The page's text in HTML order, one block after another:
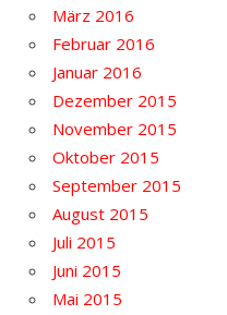
März 2016
Februar 2016
Januar 2016
Dezember 2015
November 2015
Oktober 2015
September 2015
August 2015
Juli 2015
Juni 2015
Mai 2015